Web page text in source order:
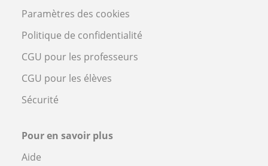
Paramètres des cookies
Politique de confidentialité
CGU pour les professeurs
CGU pour les élèves
Sécurité
Pour en savoir plus
Aide